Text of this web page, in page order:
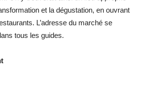
et la dégustation, en ouvrant
L’adresse du marché se
tous les guides.